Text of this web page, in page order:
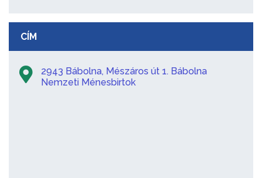
CÍM
2943 Bábolna, Mészáros út 1. Bábolna
Nemzeti Ménesbirtok